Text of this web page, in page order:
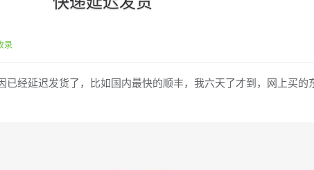
录
已经延迟发货了，比如国内最快的顺丰，我六天了才到，网上买的